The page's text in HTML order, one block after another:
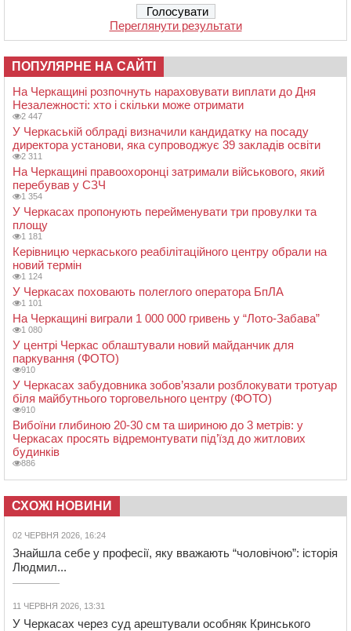
Переглянути результати
ПОПУЛЯРНЕ НА САЙТІ
На Черкащині розпочнуть нараховувати виплати до Дня
Незалежності: хто і скільки може отримати
2 447
У Черкаській облраді визначили кандидатку на посаду
директора установи, яка супроводжує 39 закладів освіти
2 311
На Черкащині правоохоронці затримали військового, який
перебував у СЗЧ
1 354
У Черкасах пропонують перейменувати три провулки та
площу
1 181
Керівницю черкаського реабілітаційного центру обрали на
новий термін
1 124
У Черкасах поховають полеглого оператора БпЛА
1 101
На Черкащині виграли 1 000 000 гривень у “Лото-Забава”
1 080
У центрі Черкас облаштували новий майданчик для
паркування (ФОТО)
910
У Черкасах забудовника зобов’язали розблокувати тротуар
біля майбутнього торговельного центру (ФОТО)
910
Вибоїни глибиною 20-30 см та шириною до 3 метрів: у
Черкасах просять відремонтувати під’їзд до житлових
будинків
886
СХОЖІ НОВИНИ
02 ЧЕРВНЯ 2026, 16:24
Знайшла себе у професії, яку вважають “чоловічою”: історія
Людмил...
11 ЧЕРВНЯ 2026, 13:31
У Черкасах через суд арештували особняк Кринського